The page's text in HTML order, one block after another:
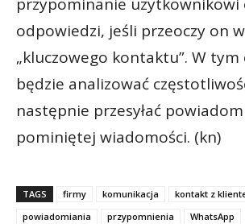
przypominanie użytkownikowi
odpowiedzi, jeśli przeoczy on
„kluczowego kontaktu”. W tym
będzie analizować
następnie przesyłać
pominiętej wiadomości. (kn)
TAGS firmy komunikacja
kontakt z
powiadomiania
przypomnienia WhatsApp